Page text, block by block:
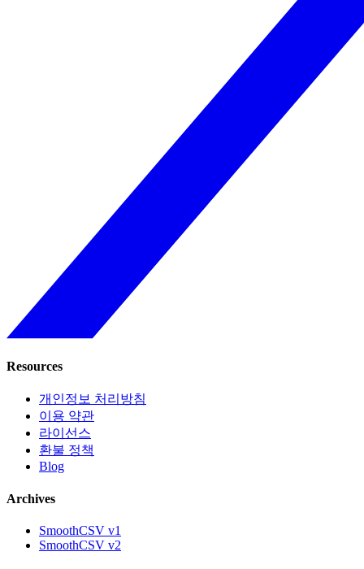
Resources
개인정보 처리방침
이용 약관
라이선스
환불 정책
Blog
Archives
SmoothCSV v1
SmoothCSV v2